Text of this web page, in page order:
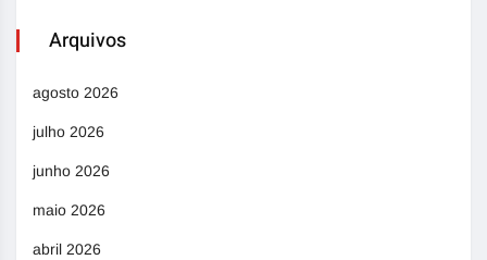
Arquivos
agosto 2026
julho 2026
junho 2026
maio 2026
abril 2026